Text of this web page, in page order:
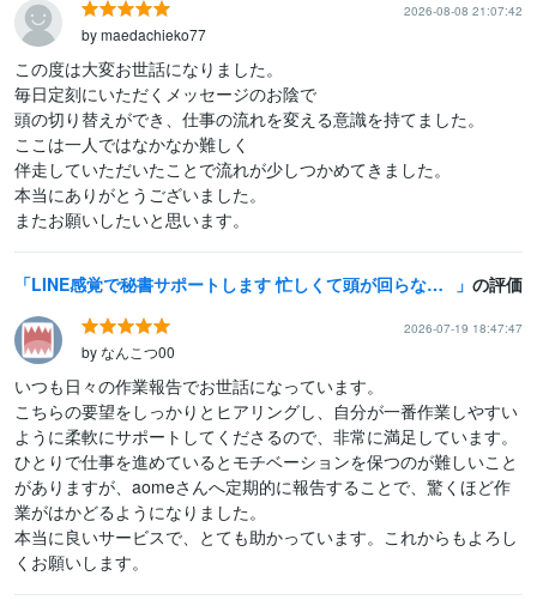
2026-08-08 21:07:42
by maedachieko77
この度は大変お世話になりました。
毎日定刻にいただくメッセージのお陰で
頭の切り替えができ、仕事の流れを変える意識を持てました。
ここは一人ではなかなか難しく
伴走していただいたことで流れが少しつかめてきました。
本当にありがとうございました。
またお願いしたいと思います。
LINE感覚で秘書サポートします 忙しくて頭が回らない日LINE感覚で気軽に頼れるサポート役に の評価
2026-07-19 18:47:47
by なんこつ00
いつも日々の作業報告でお世話になっています。
こちらの要望をしっかりとヒアリングし、自分が一番作業しやすい
ように柔軟にサポートしてくださるので、非常に満足しています。
ひとりで仕事を進めているとモチベーションを保つのが難しいこと
がありますが、aomeさんへ定期的に報告することで、驚くほど作
業がはかどるようになりました。
本当に良いサービスで、とても助かっています。これからもよろし
くお願いします。